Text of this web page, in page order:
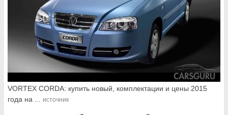
VORTEX CORDA: купить новый, комплектации и цены 2015
года на ...
источник